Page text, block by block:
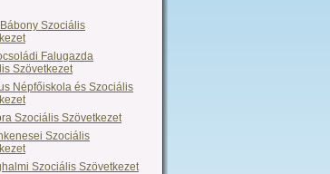
Szociális
Falugazda
Szövetkezet
Népfőiskola és Szociális
Szociális Szövetkezet
Szociális
Szociális Szövetkezet